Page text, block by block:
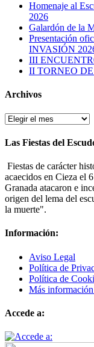
Homenaje al
2026
Galardón de la
Presentación
INVASIÓN
III
II TORNEO
Archivos
Archivos
Las Fiestas del
Fiestas de carácter
acaecidos en Cieza el
Granada atacaron e
origen del lema del
la muerte".
Información:
Aviso Legal
Política de
Política de
Más
Accede a: